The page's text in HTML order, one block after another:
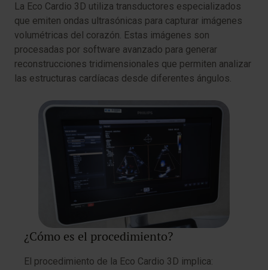
La Eco Cardio 3D utiliza transductores especializados
que emiten ondas ultrasónicas para capturar imágenes
volumétricas del corazón. Estas imágenes son
procesadas por software avanzado para generar
reconstrucciones tridimensionales que permiten analizar
las estructuras cardíacas desde diferentes ángulos.
¿Cómo es el procedimiento?
El procedimiento de la Eco Cardio 3D implica: